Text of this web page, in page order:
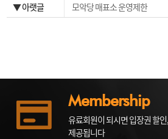
▼ 아랫글
모악당 매표소 운영제한
Membership
유료회원이 되시면 입장권 할
제공됩니다